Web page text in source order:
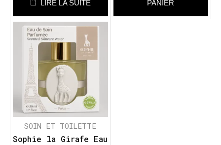
LIRE LA SUITE
PANIER
SOIN ET TOILETTE
Sophie la Girafe Eau